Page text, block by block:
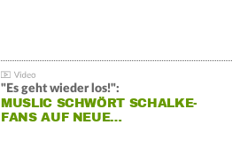
"Es geht wieder los!":
MUSLIC SCHWÖRT SCHALKE-
FANS AUF NEUE…